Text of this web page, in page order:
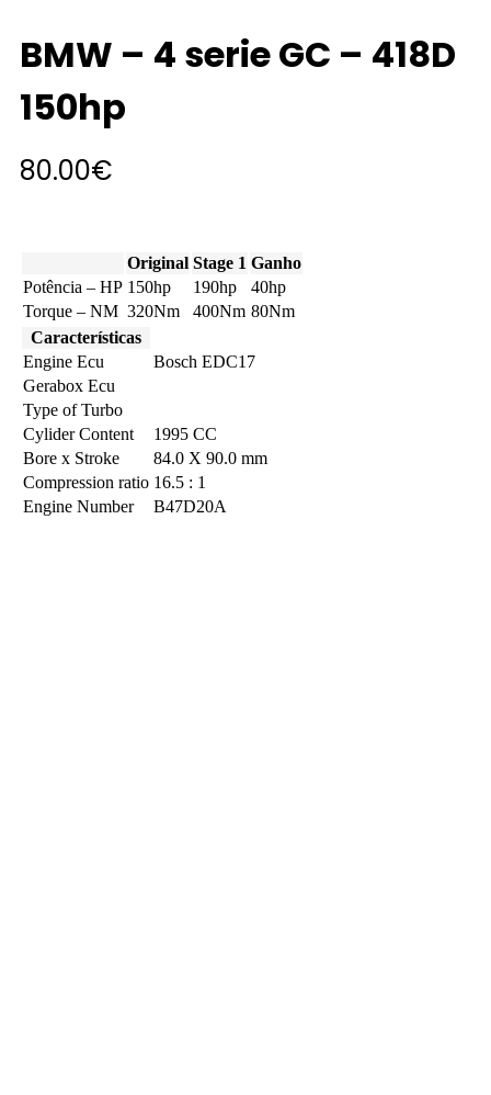
BMW – 4 serie GC – 418D
150hp
80.00€
Original Stage 1 Ganho
Potência – HP 150hp 190hp
40hp
Torque – NM 320Nm 400Nm 80Nm
Características
Engine Ecu
Bosch EDC17
Gerabox Ecu
Type of Turbo
Cylider Content
1995 CC
Bore x Stroke
84.0 X 90.0 mm
Compression ratio 16.5 : 1
Engine Number
B47D20A